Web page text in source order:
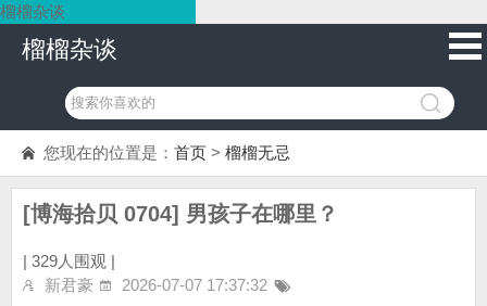
榴榴杂谈
榴榴杂谈
您现在的位置是： 首页 > 榴榴无忌
[博海拾贝 0704] 男孩子在哪里？
| 329人围观 |
新君豪
2026-07-07 17:37:32